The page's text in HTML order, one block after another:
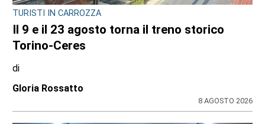
TURISTI IN CARROZZA
Il 9 e il 23 agosto torna il treno storico
Torino-Ceres
di
Gloria Rossatto
8 AGOSTO 2026